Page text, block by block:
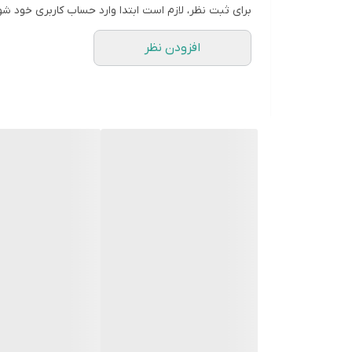
برای ثبت نظر، لازم است ابتدا وارد حساب کاربری خود
افزودن نظر